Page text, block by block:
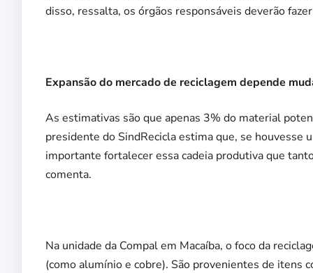
disso, ressalta, os órgãos responsáveis deverão
Expansão do mercado de reciclagem depende
As estimativas são que apenas 3% do material
presidente do SindRecicla estima que, se houvesse
importante fortalecer essa cadeia produtiva que
comenta.
Na unidade da Compal em Macaíba, o foco da
(como alumínio e cobre). São provenientes de itens